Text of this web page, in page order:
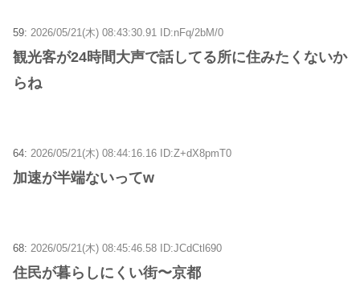
59: 2026/05/21(木) 08:43:30.91 ID:nFq/2bM/0
観光客が24時間大声で話してる所に住みたくないか
らね
64: 2026/05/21(木) 08:44:16.16 ID:Z+dX8pmT0
加速が半端ないってw
68: 2026/05/21(木) 08:45:46.58 ID:JCdCtl690
住民が暮らしにくい街〜京都